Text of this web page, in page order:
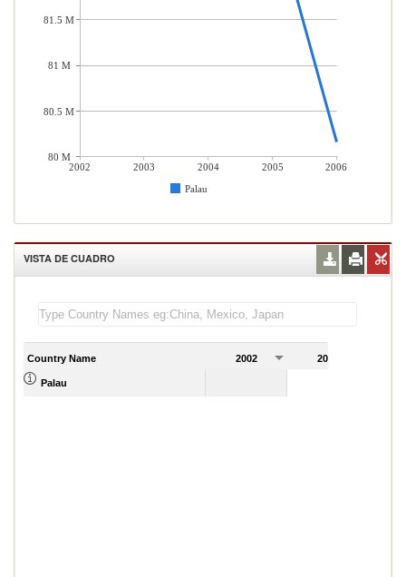
2002 2003 2004 2005
2006
Palau
81.5 M
81 M
80.5 M
80 M
VISTA DE CUADRO
Country Name 2002 2003
Palau